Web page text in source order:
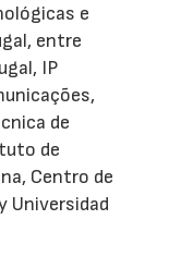
e
entre
IP
de
de
Centro de
Universidad